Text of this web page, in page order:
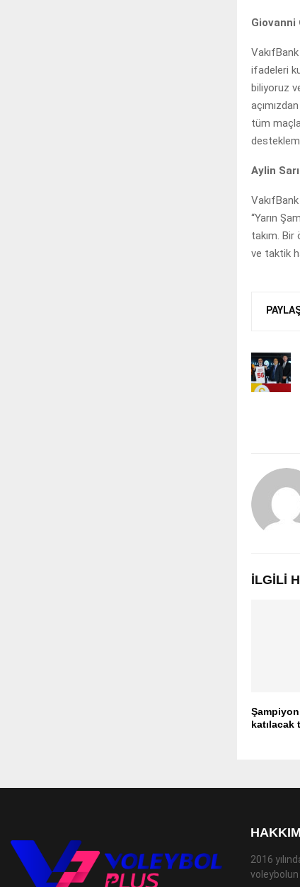
Giovanni
ifadeleri
biliyoruz
tüm
Aylin
“Yarın
takım. Bir
ve taktik
İLGILI
katılacak
2016